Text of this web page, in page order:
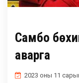
Самбо
аварга
2023 оны 11